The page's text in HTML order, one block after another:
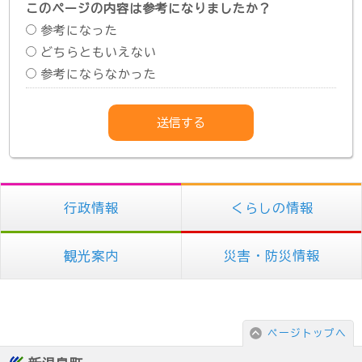
このページの内容は参考になりましたか？
参考になった
どちらともいえない
参考にならなかった
行政情報 くらしの情報
観光案内 災害・防災情報
ページトップへ